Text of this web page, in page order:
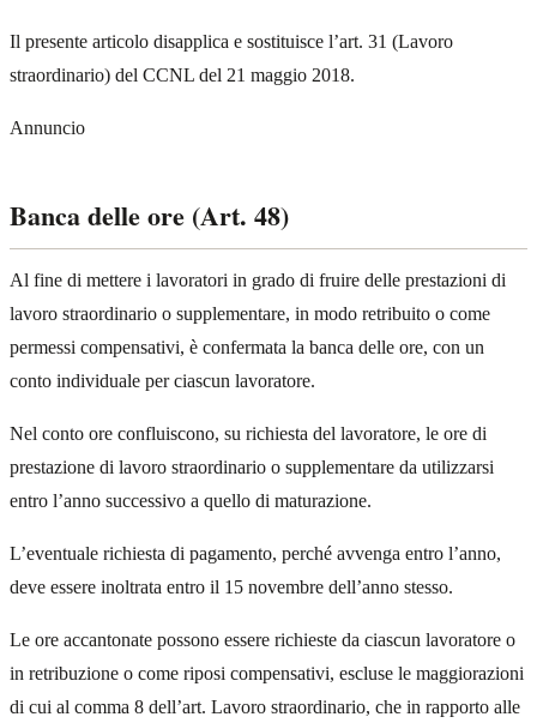
Il presente articolo disapplica e sostituisce l’art. 31 (Lavoro
straordinario) del CCNL del 21 maggio 2018.
Annuncio
Banca delle ore (Art. 48)
Al fine di mettere i lavoratori in grado di fruire delle prestazioni di
lavoro straordinario o supplementare, in modo retribuito o come
permessi compensativi, è confermata la banca delle ore, con un
conto individuale per ciascun lavoratore.
Nel conto ore confluiscono, su richiesta del lavoratore, le ore di
prestazione di lavoro straordinario o supplementare da utilizzarsi
entro l’anno successivo a quello di maturazione.
L’eventuale richiesta di pagamento, perché avvenga entro l’anno,
deve essere inoltrata entro il 15 novembre dell’anno stesso.
Le ore accantonate possono essere richieste da ciascun lavoratore o
in retribuzione o come riposi compensativi, escluse le maggiorazioni
di cui al comma 8 dell’art. Lavoro straordinario, che in rapporto alle